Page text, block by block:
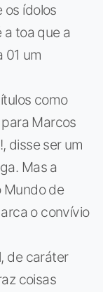
os ídolos
a toa que a
01 um
como
Marcos
disse ser um
Mas a
Mundo de
o convívio
de caráter
coisas